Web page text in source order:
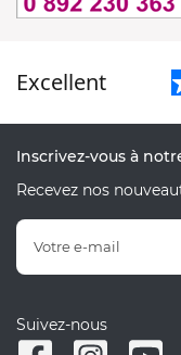
Excellent
Inscrivez-vous à
Recevez nos
Suivez-nous